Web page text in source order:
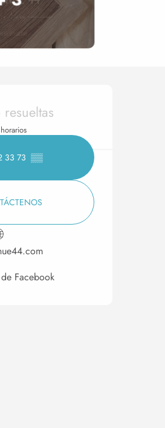
datos de
33 73 ▒▒
Facebook